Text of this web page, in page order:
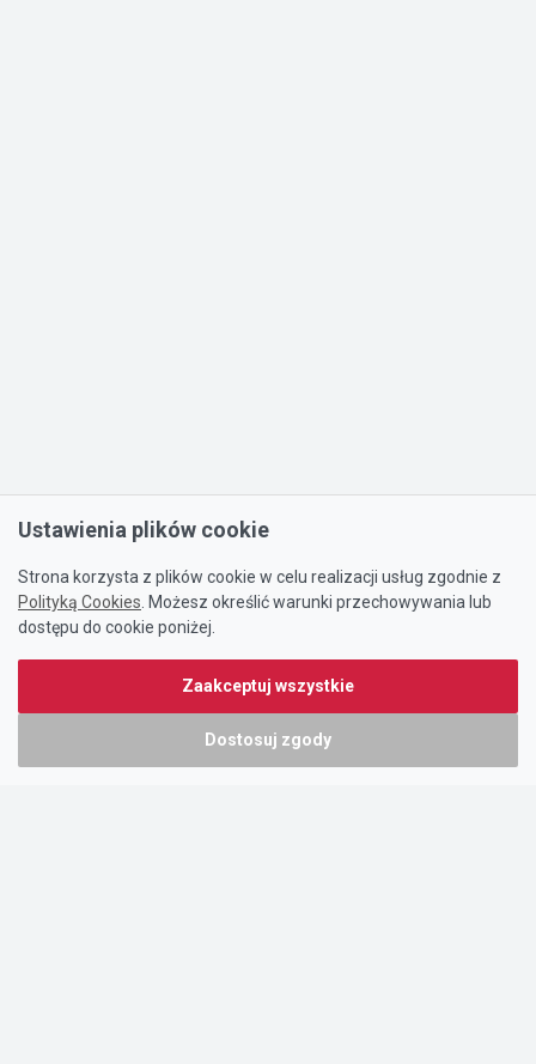
Ustawienia plików cookie
Strona korzysta z plików cookie w celu realizacji usług zgodnie z
Polityką Cookies . Możesz określić warunki przechowywania lub
dostępu do cookie poniżej.
Zaakceptuj wszystkie
Dostosuj zgody